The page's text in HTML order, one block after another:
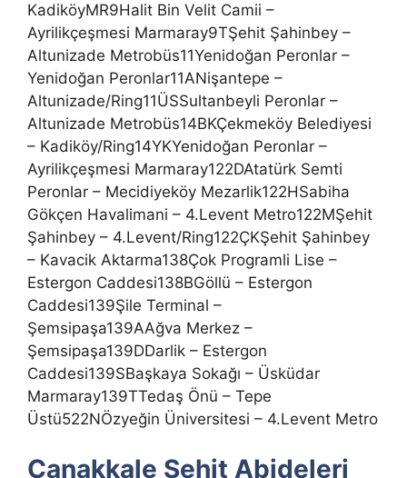
KadiköyMR9Halit Bin Velit Camii –
Ayrilikçeşmesi Marmaray9TŞehit Şahinbey –
Altunizade Metrobüs11Yenidoğan Peronlar –
Yenidoğan Peronlar11ANişantepe –
Altunizade/Ring11ÜSSultanbeyli Peronlar –
Altunizade Metrobüs14BKÇekmeköy Belediyesi
– Kadiköy/Ring14YKYenidoğan Peronlar –
Ayrilikçeşmesi Marmaray122DAtatürk Semti
Peronlar – Mecidiyeköy Mezarlik122HSabiha
Gökçen Havalimani – 4.Levent Metro122MŞehit
Şahinbey – 4.Levent/Ring122ÇKŞehit Şahinbey
– Kavacik Aktarma138Çok Programli Lise –
Estergon Caddesi138BGöllü – Estergon
Caddesi139Şile Terminal –
Şemsipaşa139AAğva Merkez –
Şemsipaşa139DDarlik – Estergon
Caddesi139SBaşkaya Sokağı – Üsküdar
Marmaray139TTedaş Önü – Tepe
Üstü522NÖzyeğin Üniversitesi – 4.Levent Metro
Çanakkale Şehit Abideleri